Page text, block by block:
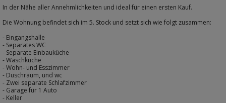
In der Nähe aller Annehmlichkeiten und ideal für einen ersten Kauf.
Die Wohnung befindet sich im 5. Stock und setzt sich wie folgt zusammen:
- Eingangshalle
- Separates WC
- Separate Einbauküche
- Waschküche
- Wohn- und Esszimmer
- Duschraum, und wc
- Zwei separate Schlafzimmer
- Garage für 1 Auto
- Keller